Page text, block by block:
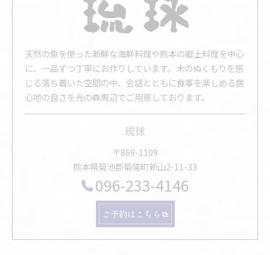
天然の魚を使った新鮮な海鮮料理や熊本の郷土料理を中心
に、一品ずつ丁寧にお作りしています。木のぬくもりを感
じる落ち着いた空間の中、会話とともに食事を楽しめる居
心地の良さを光の森周辺でご用意しております。
琉球
〒869-1109
熊本県菊池郡菊陽町新山2-11-33
096-233-4146
ご予約はこちら